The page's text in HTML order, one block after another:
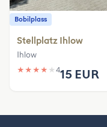
Bobilplass
Stellplatz Ihlow
Ihlow
★ ★ ★ ★ ★ 415 EUR